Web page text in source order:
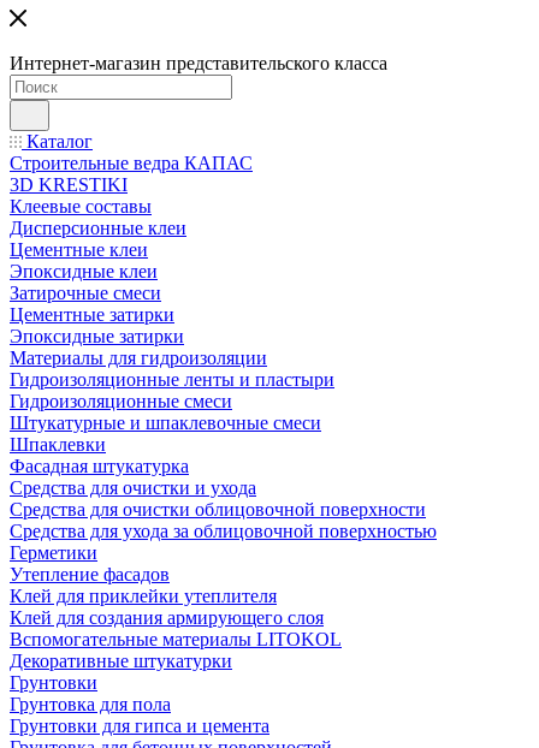
Интернет-магазин представительского класса
Каталог
Строительные ведра КАПАС
3D KRESTIKI
Клеевые составы
Дисперсионные клеи
Цементные клеи
Эпоксидные клеи
Затирочные смеси
Цементные затирки
Эпоксидные затирки
Материалы для гидроизоляции
Гидроизоляционные ленты и пластыри
Гидроизоляционные смеси
Штукатурные и шпаклевочные смеси
Шпаклевки
Фасадная штукатурка
Средства для очистки и ухода
Средства для очистки облицовочной поверхности
Средства для ухода за облицовочной поверхностью
Герметики
Утепление фасадов
Клей для приклейки утеплителя
Клей для создания армирующего слоя
Вспомогательные материалы LITOKOL
Декоративные штукатурки
Грунтовки
Грунтовка для пола
Грунтовки для гипса и цемента